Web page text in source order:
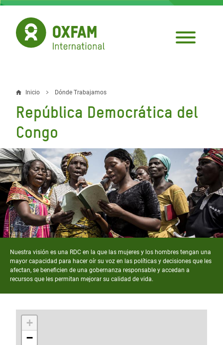
Pasar
contenido
principal
Sobrescribir
enlaces
de
ayuda
a
la
navegación
Inicio Dónde Trabajamos
República Democrática del
Congo
Nuestra visión es una RDC en la que las mujeres y los hombres tengan una
mayor capacidad para hacer oír su voz en las políticas y decisiones que les
afectan, se beneficien de una gobernanza responsable y accedan a
recursos que les permitan mejorar su calidad de vida.
+
−